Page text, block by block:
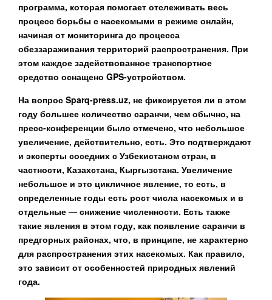
программа, которая помогает отслеживать весь
процесс борьбы с насекомыми в режиме онлайн,
начиная от мониторинга до процесса
обеззараживания территорий распространения. При
этом каждое задействованное транспортное
средство оснащено GPS-устройством.
На вопрос Sparq-press.uz, не фиксируется ли в этом
году большее количество саранчи, чем обычно, на
пресс-конференции было отмечено, что небольшое
увеличение, действительно, есть. Это подтверждают
и эксперты соседних с Узбекистаном стран, в
частности, Казахстана, Кыргызстана. Увеличение
небольшое и это цикличное явление, то есть, в
определенные годы есть рост числа насекомых и в
отдельные — снижение численности. Есть также
такие явления в этом году, как появление саранчи в
предгорных районах, что, в принципе, не характерно
для распространения этих насекомых. Как правило,
это зависит от особенностей природных явлений
года.